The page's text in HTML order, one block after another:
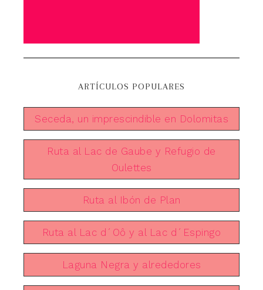
ARTÍCULOS POPULARES
Seceda, un imprescindible en Dolomitas
Ruta al Lac de Gaube y Refugio de
Oulettes
Ruta al Ibón de Plan
Ruta al Lac d´Oô y al Lac d´Espingo
Laguna Negra y alrededores